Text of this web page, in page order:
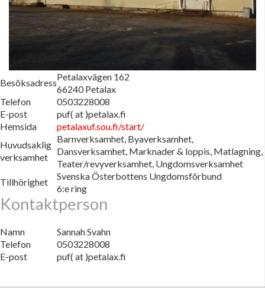
Besöksadress
Petalaxvägen 162
66240 Petalax
Telefon
0503228008
E-post
puf( at )petalax.fi
Hemsida
petalaxuf.sou.fi/start/
Huvudsaklig
verksamhet
Barnverksamhet, Byaverksamhet,
Dansverksamhet, Marknader & loppis, Matlagning,
Teater/revyverksamhet, Ungdomsverksamhet
Tillhörighet
Svenska Österbottens Ungdomsförbund
6:e ring
Kontaktperson
Namn
Sannah Svahn
Telefon
0503228008
E-post
puf( at )petalax.fi